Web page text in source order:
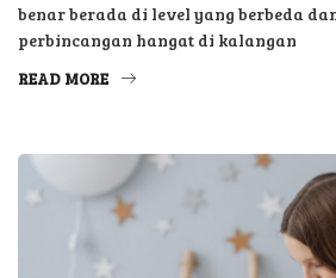
benar berada di level yang berbeda
perbincangan hangat di kalangan
READ MORE